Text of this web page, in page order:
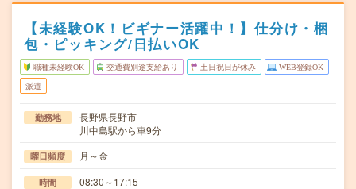
【未経験OK！ビギナー活躍中！】仕分け・梱
包・ピッキング/日払いOK
職種未経験OK 交通費別途支給あり 土日祝日が休み WEB登録OK
派遣
勤務地
長野県長野市
川中島駅から車9分
曜日頻度 月～金
時間 08:30～17:15